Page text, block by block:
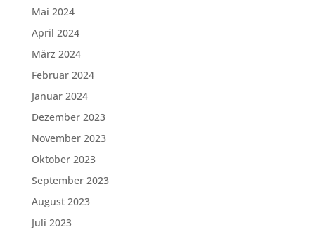
Mai 2024
April 2024
März 2024
Februar 2024
Januar 2024
Dezember 2023
November 2023
Oktober 2023
September 2023
August 2023
Juli 2023